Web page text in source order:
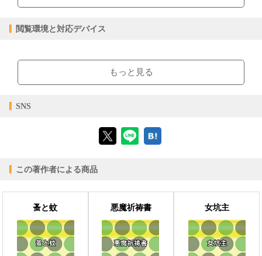
閲覧環境と対応デバイス
ブラウザビューア・PC版ConTenDoビューア・モバイルビューア
【対応デバイス】
【PC版ConTenDoビューア】
【モバイルビューア】
もっと見る
SNS
この著作者による商品
蚤と蚊 悪魔祈祷書 女坑主